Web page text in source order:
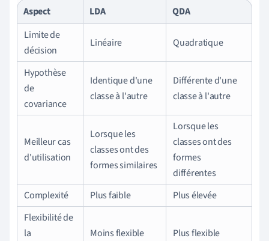
Aspect LDA
QDA
Limite de
décision
Linéaire Quadratique
Hypothèse
de
covariance
Identique d'une
classe à l'autre
Différente d'une
classe à l'autre
Meilleur cas
d'utilisation
Lorsque les
classes ont des
formes similaires
Lorsque les
classes ont des
formes
différentes
Complexité
Plus faible
Plus élevée
Flexibilité de
la
Moins flexible Plus flexible